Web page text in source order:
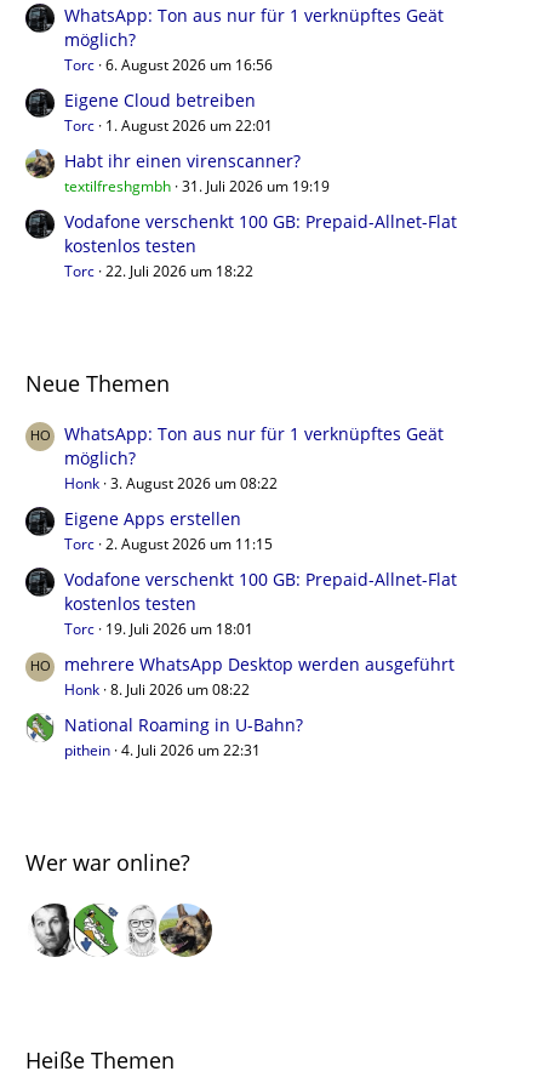
WhatsApp: Ton aus nur für 1 verknüpftes Geät
möglich?
Torc 6. August 2026 um 16:56
Eigene Cloud betreiben
Torc 1. August 2026 um 22:01
Habt ihr einen virenscanner?
textilfreshgmbh 31. Juli 2026 um 19:19
Vodafone verschenkt 100 GB: Prepaid-Allnet-Flat
kostenlos testen
Torc 22. Juli 2026 um 18:22
Neue Themen
WhatsApp: Ton aus nur für 1 verknüpftes Geät
möglich?
Honk 3. August 2026 um 08:22
Eigene Apps erstellen
Torc 2. August 2026 um 11:15
Vodafone verschenkt 100 GB: Prepaid-Allnet-Flat
kostenlos testen
Torc 19. Juli 2026 um 18:01
mehrere WhatsApp Desktop werden ausgeführt
Honk 8. Juli 2026 um 08:22
National Roaming in U-Bahn?
pithein 4. Juli 2026 um 22:31
Wer war online?
Heiße Themen